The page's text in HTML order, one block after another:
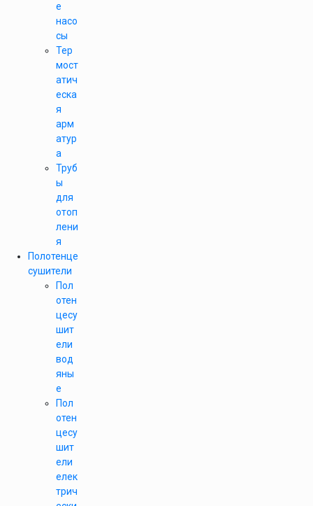
е
насо
сы
Тер
мост
атич
еска
я
арм
атур
а
Труб
ы
для
отоп
лени
я
Полотенце
сушители
Пол
отен
цесу
шит
ели
вод
яны
е
Пол
отен
цесу
шит
ели
елек
трич